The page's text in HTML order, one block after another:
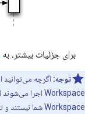
برای جزئیات بیشتر، به
توجه: